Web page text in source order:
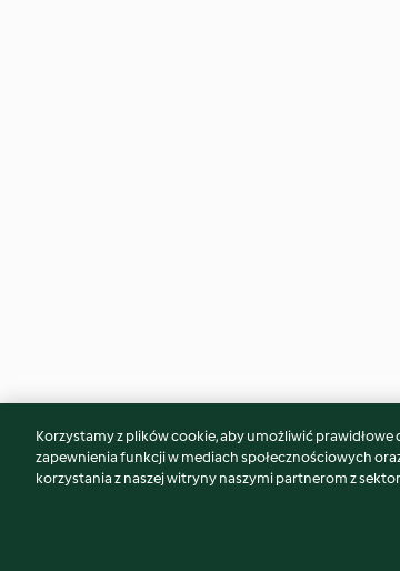
Może spodoba Ci się
Korzystamy z plików cookie, aby umożliwić prawidłowe
zapewnienia funkcji w mediach społecznościowych
korzystania z naszej witryny naszymi partnerom z